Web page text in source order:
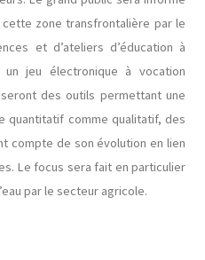
zone transfrontalière par le
et d’ateliers d’éducation à
un jeu électronique à vocation
des outils permettant une
quantitatif comme qualitatif, des
compte de son évolution en lien
Le focus sera fait en particulier
par le secteur agricole.